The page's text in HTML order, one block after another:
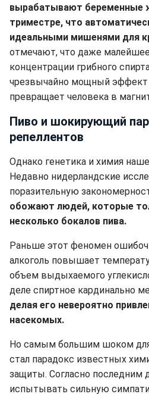
вырабатывают беременные
триместре, что
идеальными мишенями для
отмечают, что даже
концентрации грибного
чрезвычайно мощный эффект
превращает человека в
Пиво и шокирующий
репеллентов
Однако генетика и химия
Недавно нидерландские
поразительную
обожают людей, которые
несколько бокалов пива.
Раньше этот феномен
алкоголь повышает
объем выдыхаемого
деле спиртное кардинально
делая его невероятно
насекомых.
Но самым большим шоком
стал парадокс известных
защиты. Согласно последним
испытывать сильную